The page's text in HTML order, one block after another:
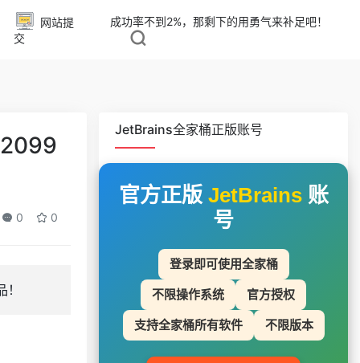
网站提
交
成功率不到2%，那剩下的用勇气来补足吧！
0 0
JetBrains全家桶正版账号
官方正版 JetBrains账
号
登录即可使用全家桶
不限操作系统 官方授权
支持全家桶所有软件 不限版本